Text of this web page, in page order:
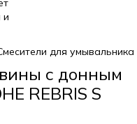
для умывальника
с донным
REBRIS S